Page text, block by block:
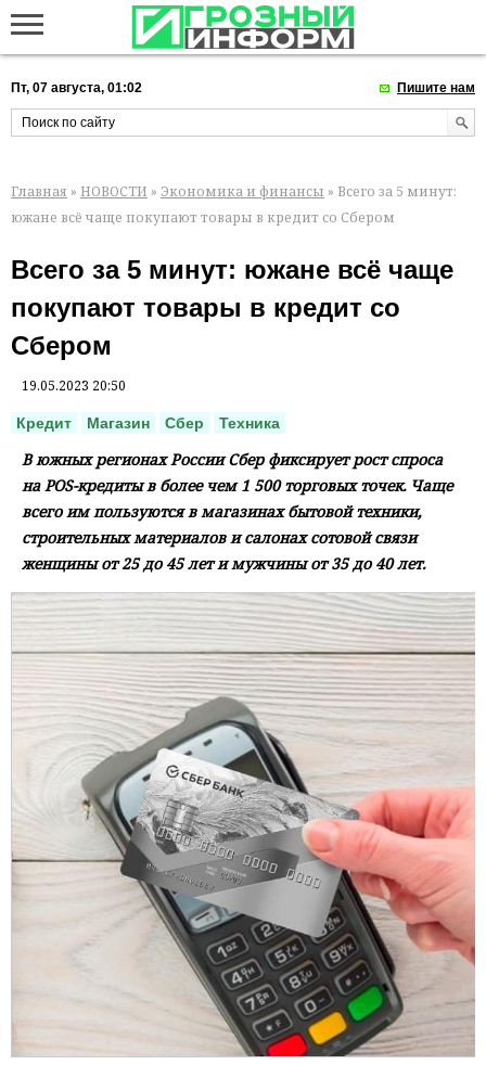
Пт, 07 августа, 01:02 Пишите нам
Главная » НОВОСТИ » Экономика и финансы » Всего за 5 минут:
южане всё чаще покупают товары в кредит со Сбером
Всего за 5 минут: южане всё чаще
покупают товары в кредит со
Сбером
19.05.2023 20:50
Кредит Магазин Сбер Техника
В южных регионах России Сбер фиксирует рост спроса
на POS-кредиты в более чем 1 500 торговых точек. Чаще
всего им пользуются в магазинах бытовой техники,
строительных материалов и салонах сотовой связи
женщины от 25 до 45 лет и мужчины от 35 до 40 лет.